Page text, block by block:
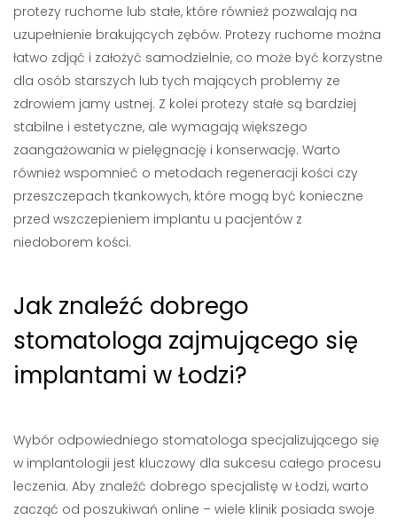
protezy ruchome lub stałe, które również pozwalają na
uzupełnienie brakujących zębów. Protezy ruchome można
łatwo zdjąć i założyć samodzielnie, co może być korzystne
dla osób starszych lub tych mających problemy ze
zdrowiem jamy ustnej. Z kolei protezy stałe są bardziej
stabilne i estetyczne, ale wymagają większego
zaangażowania w pielęgnację i konserwację. Warto
również wspomnieć o metodach regeneracji kości czy
przeszczepach tkankowych, które mogą być konieczne
przed wszczepieniem implantu u pacjentów z
niedoborem kości.
Jak znaleźć dobrego
stomatologa zajmującego się
implantami w Łodzi?
Wybór odpowiedniego stomatologa specjalizującego się
w implantologii jest kluczowy dla sukcesu całego procesu
leczenia. Aby znaleźć dobrego specjalistę w Łodzi, warto
zacząć od poszukiwań online – wiele klinik posiada swoje